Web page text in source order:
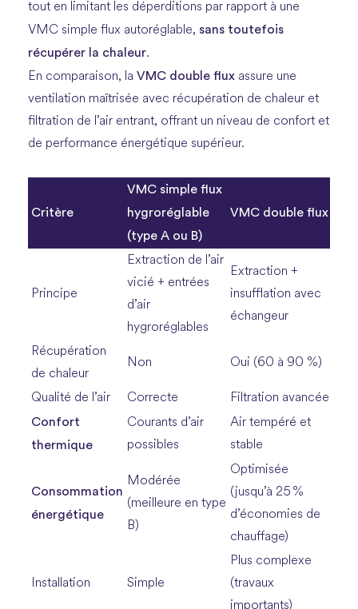
tout en limitant les déperditions par rapport à une
VMC simple flux autoréglable, sans toutefois
récupérer la chaleur.
En comparaison, la VMC double flux assure une
ventilation maîtrisée avec récupération de chaleur et
filtration de l’air entrant, offrant un niveau de confort et
de performance énergétique supérieur.
Critère
VMC simple flux
hygroréglable
(type A ou B)
VMC double flux
Principe
Extraction de l’air
vicié + entrées
d’air
hygroréglables
Extraction +
insufflation avec
échangeur
Récupération
de chaleur
Non Oui (60 à 90 %)
Qualité de l’air Correcte
Filtration avancée
Confort
thermique
Courants d’air
possibles
Air tempéré et
stable
Consommation
énergétique
Modérée
(meilleure en type
B)
Optimisée
(jusqu’à 25 %
d’économies de
chauffage)
Installation Simple
Plus complexe
(travaux
importants)